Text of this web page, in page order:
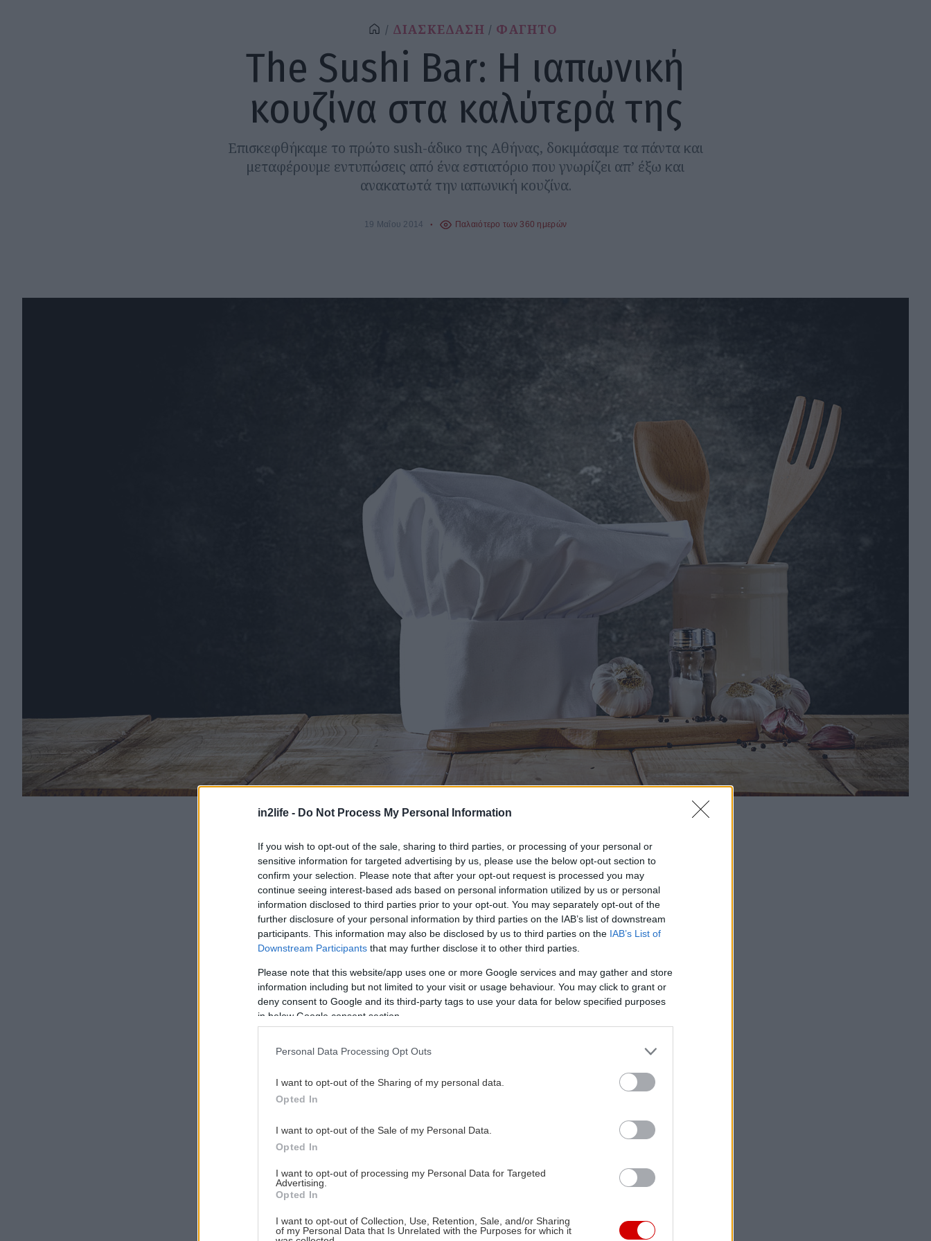
in2life - Do Not Process My Personal Information
If you wish to opt-out of the sale, sharing to third parties, or processing of your personal or
sensitive information for targeted advertising by us, please use the below opt-out section to
confirm your selection. Please note that after your opt-out request is processed you may
continue seeing interest-based ads based on personal information utilized by us or personal
information disclosed to third parties prior to your opt-out. You may separately opt-out of the
further disclosure of your personal information by third parties on the IAB’s list of downstream
participants. This information may also be disclosed by us to third parties on the IAB’s List of
Downstream Participants that may further disclose it to other third parties.
Please note that this website/app uses one or more Google services and may gather and store
information including but not limited to your visit or usage behaviour. You may click to grant or
deny consent to Google and its third-party tags to use your data for below specified purposes
in below Google consent section.
Personal Data Processing Opt Outs
I want to opt-out of the Sharing of my personal data.
Opted In
I want to opt-out of the Sale of my Personal Data.
Opted In
I want to opt-out of processing my Personal Data for Targeted
Advertising.
Opted In
I want to opt-out of Collection, Use, Retention, Sale, and/or Sharing
of my Personal Data that Is Unrelated with the Purposes for which it
ΔΙΑΣΚΕΔΑΣΗ ΦΑΓΗΤΟ
The Sushi Bar: Η ιαπωνική
κουζίνα στα καλύτερά της
Επισκεφθήκαμε το πρώτο sush-άδικο της Αθήνας, δοκιμάσαμε τα πάντα και
μεταφέρουμε εντυπώσεις από ένα εστιατόριο που γνωρίζει απ’ έξω και
ανακατωτά την ιαπωνική κουζίνα.
19 Μαΐου 2014 Παλαιότερο των 360 ημερών